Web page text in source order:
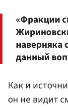
«Фракции
наверняка
данный
Как и
он не видит